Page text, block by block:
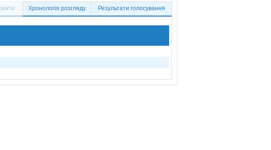
Хронологія розгляду Результати голосування